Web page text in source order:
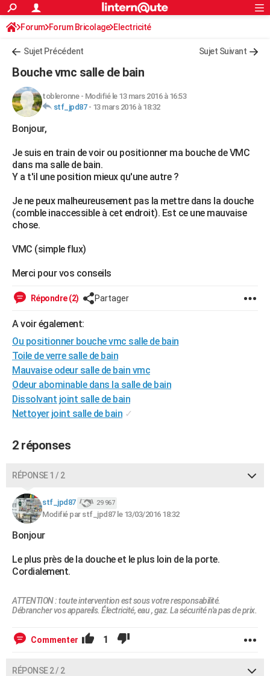
ACTUALITÉS
Politique
Société
Faits Divers
Education
Monde
Villes
+
FINANCE
Retraite
Impôts
Epargne
Immobilier
Risques naturels par ville
Banque
Assurance
Crédit
AUTO
Essais
Réserver un essai
Citadines
Berlines
SUV
Forum auto
+HIGH-TECH
Mobiles
Meilleur smartphone
Internet
Ordinateurs
Jeux vidéo
Guide high-tech
+BRICOLAGE
Forum
Aménagement intérieur
Extérieur
Cuisine
Salle de bains
Jardinage
Rangement
Guides de France
Escapades
Patrimoine
Expositions
Musées
Week-end nature
+LIFESTYLE
Alimentation
Guide de la santé
Maladies
Médicaments
Sommeil
CARTE DE VOEUX
Carte de Noël
Carte Bonne année
Carte Saint-Valentin
Carte Pâques
Carte d'anniversaire
DICTIONNAIRE
Dictionnaire
Biographies
Citations
Expressions
Proverbes
PROGRAMME TV
S'inscrire
Se connecter
Lycées
Collèges
Primaires
Universités
Entreprises
Service militaire
Avis de recherche
FORUM
Bricolage
Lifestyle
Culture
Sport
Auto
Television
Voyage
Cinema
S'inscrire
Connexion
Forum Forum Bricolage Electricité
Sujet Précédent Sujet Suivant
Bouche vmc salle de bain
tobleronne- Modifié le 13 mars 2016 à 16:53
stf_jpd87- 13 mars 2016 à 18:32
Bonjour,
Je suis en train de voir ou positionner ma bouche de VMC
dans ma salle de bain.
Y a t'il une position mieux qu'une autre ?
Je ne peux malheureusement pas la mettre dans la douche
(comble inaccessible à cet endroit). Est ce une mauvaise
chose.
VMC (simple flux)
Merci pour vos conseils
Répondre (2) Partager
A voir également:
Ou positionner bouche vmc salle de bain
Toile de verre salle de bain
Mauvaise odeur salle de bain vmc
Odeur abominable dans la salle de bain
Dissolvant joint salle de bain
Nettoyer joint salle de bain ✓
2 réponses
RÉPONSE 1 / 2
stf_jpd87 29 967
Modifié par stf_jpd87 le 13/03/2016 18:32
Bonjour
Le plus près de la douche et le plus loin de la porte.
Cordialement.
ATTENTION : toute intervention est sous votre responsabilité.
Débrancher vos appareils. Électricité, eau , gaz. La sécurité n'a pas de prix.
Commenter 1
RÉPONSE 2 / 2